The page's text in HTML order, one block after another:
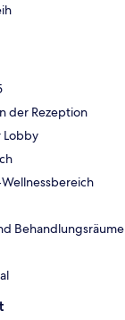
der Rezeption
Lobby
Behandlungsräume